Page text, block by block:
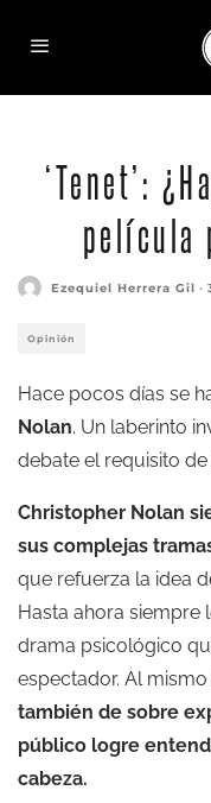
‘Tenet’:
película
Ezequiel Herrera Gil ·
Opinión
Hace pocos días se
Nolan. Un laberinto
debate el requisito
Christopher Nolan
sus complejas
que refuerza la idea
Hasta ahora siempre
drama psicológico
espectador. Al
también de sobre
público logre
cabeza.